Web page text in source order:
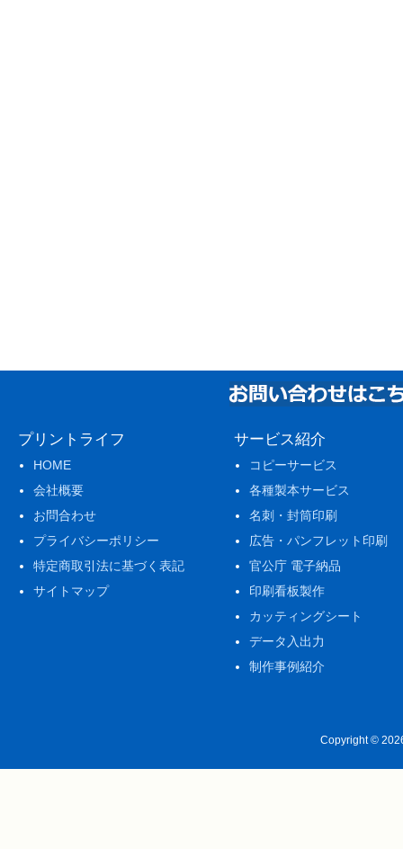
プリントライフ
HOME
会社概要
お問合わせ
プライバシーポリシー
特定商取引法に基づく表記
サイトマップ
サービス紹介
コピーサービス
各種製本サービス
名刺・封筒印刷
広告・パンフレット印刷
官公庁 電子納品
印刷看板製作
カッティングシート
データ入出力
制作事例紹介
Copyright ©